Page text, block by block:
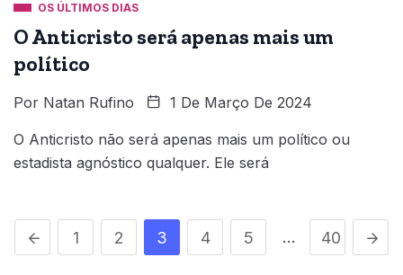
OS ÚLTIMOS DIAS
O Anticristo será apenas mais um
político
Por Natan Rufino 1 De Março De 2024
O Anticristo não será apenas mais um político ou
estadista agnóstico qualquer. Ele será
1 2 3 4 5 … 40